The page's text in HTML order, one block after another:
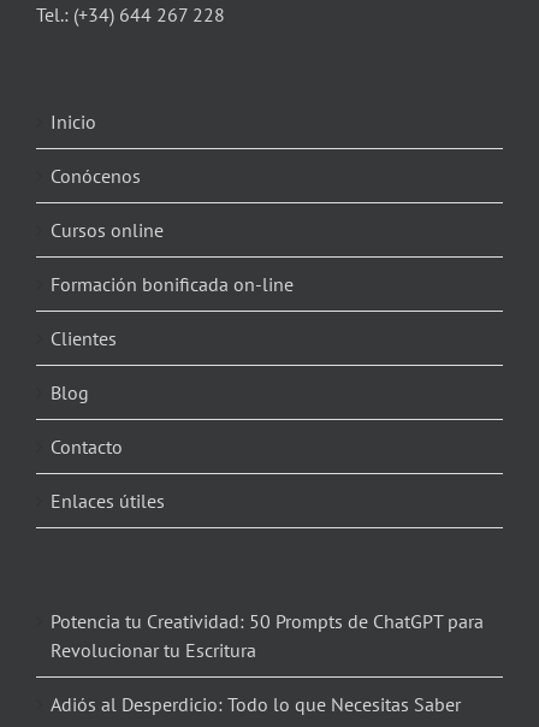
Tel.: (+34) 644 267 228
Inicio
Conócenos
Cursos online
Formación bonificada on-line
Clientes
Blog
Contacto
Enlaces útiles
Potencia tu Creatividad: 50 Prompts de ChatGPT para
Revolucionar tu Escritura
Adiós al Desperdicio: Todo lo que Necesitas Saber